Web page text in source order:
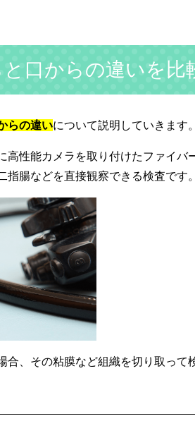
口からの違いを比
らの違いについて説明していきます。
高性能カメラを取り付けたファイバ
指腸などを直接観察できる検査です。
合、その粘膜など組織を切り取って